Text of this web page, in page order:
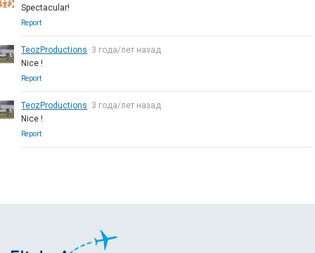
Spectacular!
Report
TeozProductions 3 года/лет назад
Nice !
Report
TeozProductions 3 года/лет назад
Nice !
Report